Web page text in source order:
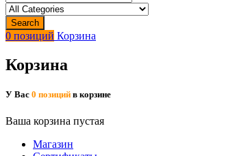
Search
0 позиций Корзина
Корзина
У Вас 0 позиций в корзине
Ваша корзина пустая
Магазин